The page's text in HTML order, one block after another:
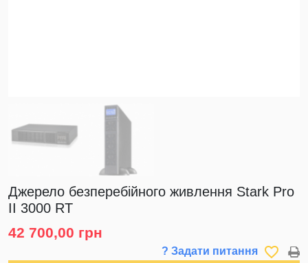
Джерело безперебійного живлення Stark Pro
II 3000 RT
42 700,00 грн
? Задати питання favorite_border